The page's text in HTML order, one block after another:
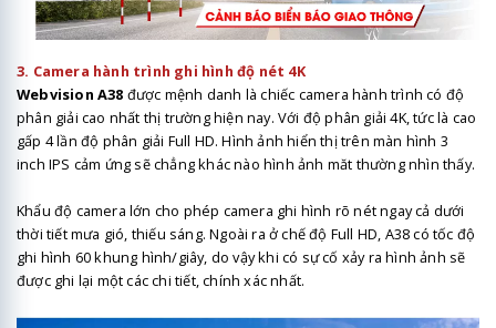
3. Camera hành trình ghi hình độ nét 4K
Webvision A38 được mệnh danh là chiếc camera hành trình có độ
phân giải cao nhất thị trường hiện nay. Với độ phân giải 4K, tức là cao
gấp 4 lần độ phân giải Full HD. Hình ảnh hiển thị trên màn hình 3
inch IPS cảm ứng sẽ chẳng khác nào hình ảnh măt thường nhìn thấy.
Khẩu độ camera lớn cho phép camera ghi hình rõ nét ngay cả dưới
thời tiết mưa gió, thiếu sáng. Ngoài ra ở chế độ Full HD, A38 có tốc độ
ghi hình 60 khung hình/giây, do vậy khi có sự cố xảy ra hình ảnh sẽ
được ghi lại một các chi tiết, chính xác nhất.